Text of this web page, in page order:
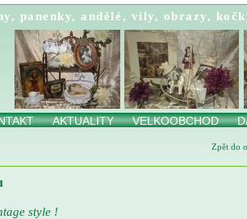
, panenky,andělé , víly, obrazy,
AKTUALITY VELKOOBCHOD
Zpět do
style !